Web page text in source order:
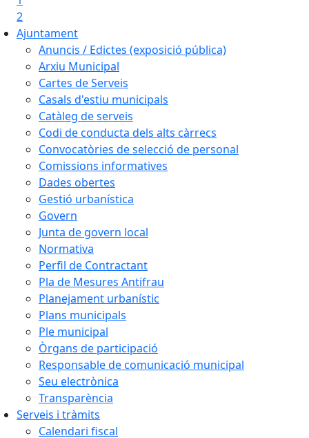
2
Ajuntament
Anuncis / Edictes (exposició pública)
Arxiu Municipal
Cartes de Serveis
Casals d'estiu municipals
Catàleg de serveis
Codi de conducta dels alts càrrecs
Convocatòries de selecció de personal
Comissions informatives
Dades obertes
Gestió urbanística
Govern
Junta de govern local
Normativa
Perfil de Contractant
Pla de Mesures Antifrau
Planejament urbanístic
Plans municipals
Ple municipal
Òrgans de participació
Responsable de comunicació municipal
Seu electrònica
Transparència
Serveis i tràmits
Calendari fiscal